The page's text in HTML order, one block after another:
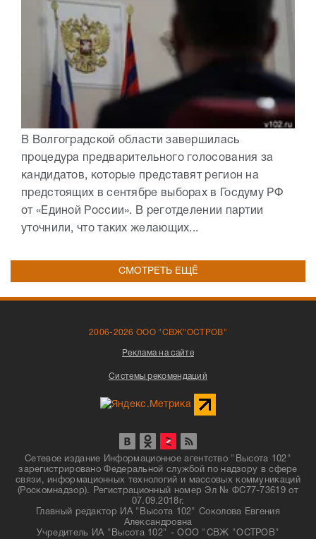
В Волгоградской области завершилась
процедура предварительного голосования за
кандидатов, которые представят регион на
предстоящих в сентябре выборах в Госдуму РФ
от «Единой России». В реготделении партии
уточнили, что таких желающих...
СМОТРЕТЬ ЕЩЁ
2006-2026 ООО "СВЖ"ОСТРОВ"
Реклама на сайте
Системы рекомендаций
Сетевое издание Информационное агентство "Высота 102"
зарегистрировано Федеральной службой по надзору в сфере
связи, информационных технологий и массовых коммуникаций
(Роскомнадзор). Регистрационный номер Эл № ФС77-73619 от
07.09.2018г.
Главный редактор ИА "Высота 102" Соколова Евгения
Александровна
Учредитель ИА "Высота 102" - ООО "СВЖ "ОСТРОВ"